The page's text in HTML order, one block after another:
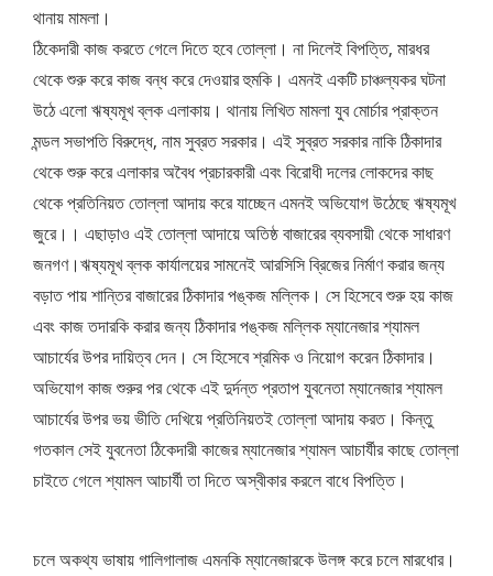
থানায় মামলা।
ঠিকেদারী কাজ করতে গেলে দিতে হবে তোল্লা। না দিলেই বিপত্তি, মারধর
থেকে শুরু করে কাজ বন্ধ করে দেওয়ার হুমকি। এমনই একটি চাঞ্চল্যকর ঘটনা
উঠে এলো ঋষ্যমূখ ব্লক এলাকায়। থানায় লিখিত মামলা যুব মোর্চার প্রাক্তন
মন্ডল সভাপতি বিরুদ্ধে, নাম সুব্রত সরকার। এই সুব্রত সরকার নাকি ঠিকাদার
থেকে শুরু করে এলাকার অবৈধ প্রচারকারী এবং বিরোধী দলের লোকদের কাছ
থেকে প্রতিনিয়ত তোল্লা আদায় করে যাচ্ছেন এমনই অভিযোগ উঠেছে ঋষ্যমূখ
জুরে।। এছাড়াও এই তোল্লা আদায়ে অতিষ্ঠ বাজারের ব্যবসায়ী থেকে সাধারণ
জনগণ।ঋষ্যমূখ ব্লক কার্যালয়ের সামনেই আরসিসি ব্রিজের নির্মাণ করার জন্য
বড়াত পায় শান্তির বাজারের ঠিকাদার পঙ্কজ মল্লিক। সে হিসেবে শুরু হয় কাজ
এবং কাজ তদারকি করার জন্য ঠিকাদার পঙ্কজ মল্লিক ম্যানেজার শ্যামল
আচার্যের উপর দায়িত্ব দেন। সে হিসেবে শ্রমিক ও নিয়োগ করেন ঠিকাদার।
অভিযোগ কাজ শুরুর পর থেকে এই দুর্দন্ত প্রতাপ যুবনেতা ম্যানেজার শ্যামল
আচার্যের উপর ভয় ভীতি দেখিয়ে প্রতিনিয়তই তোল্লা আদায় করত। কিন্তু
গতকাল সেই যুবনেতা ঠিকেদারী কাজের ম্যানেজার শ্যামল আচার্যীর কাছে তোল্লা
চাইতে গেলে শ্যামল আচার্যী তা দিতে অস্বীকার করলে বাধে বিপত্তি।
চলে অকথ্য ভাষায় গালিগালাজ এমনকি ম্যানেজারকে উলঙ্গ করে চলে মারধোর।